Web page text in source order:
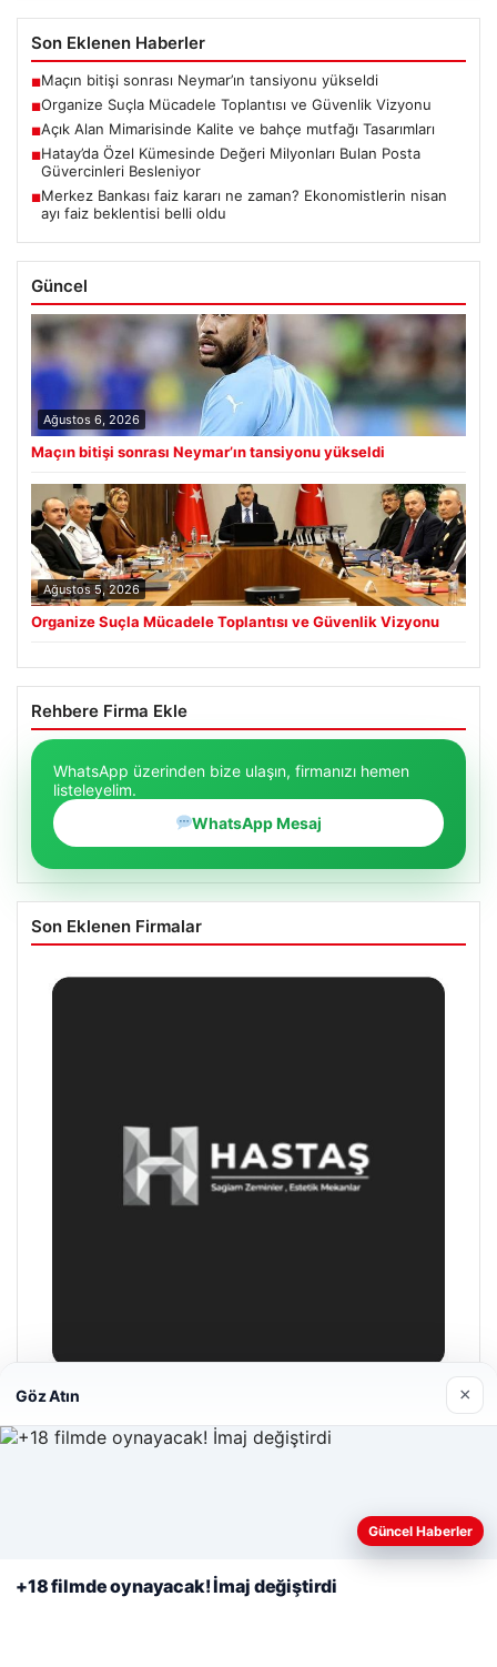
Son Eklenen Haberler
■Maçın bitişi sonrası Neymar’ın tansiyonu yükseldi
■Organize Suçla Mücadele Toplantısı ve Güvenlik Vizyonu
■Açık Alan Mimarisinde Kalite ve bahçe mutfağı Tasarımları
■Hatay’da Özel Kümesinde Değeri Milyonları Bulan Posta
Güvercinleri Besleniyor
■Merkez Bankası faiz kararı ne zaman? Ekonomistlerin nisan
ayı faiz beklentisi belli oldu
Güncel
Ağustos 6, 2026
Maçın bitişi sonrası Neymar’ın tansiyonu yükseldi
Ağustos 5, 2026
Organize Suçla Mücadele Toplantısı ve Güvenlik Vizyonu
Rehbere Firma Ekle
WhatsApp üzerinden bize ulaşın, firmanızı hemen
listeleyelim.
WhatsApp Mesaj
Son Eklenen Firmalar
Nisan 28, 2026
deneyiminizi kişiselleştirmek ve geliştirmek amacıyla çerezler
Reddet Kabul Et
Göz Atın ×
Güncel Haberler
+18 filmde oynayacak! İmaj değiştirdi